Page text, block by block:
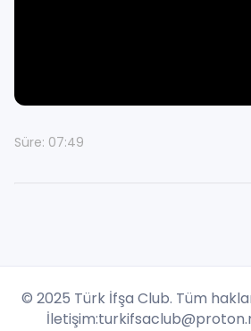
Süre: 07:49
© 2025 Türk İfşa Club. Tüm
İletişim: